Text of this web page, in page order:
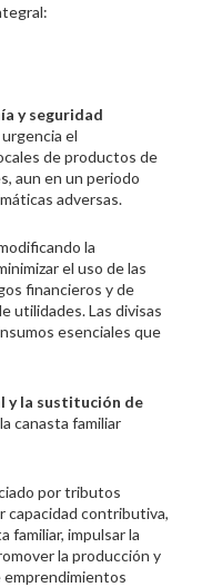
y seguridad
el
de productos de
aun en un periodo
adversas.
la
el uso de las
financieros y de
utilidades. Las divisas
esenciales que
y la sustitución de
canasta familiar
por tributos
capacidad contributiva,
familiar, impulsar la
la producción y
emprendimientos